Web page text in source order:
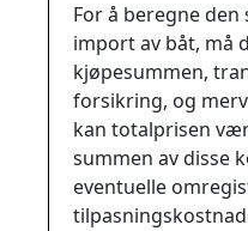
For å beregne
import av båt, må
kjøpesummen,
forsikring, og
kan totalprisen
summen av disse
eventuelle